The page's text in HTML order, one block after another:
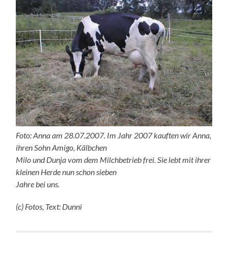
Foto: Anna am 28.07.2007. Im Jahr 2007 kauften wir Anna,
ihren Sohn Amigo, Kälbchen
Milo und Dunja vom dem Milchbetrieb frei. Sie lebt mit ihrer
kleinen Herde nun schon sieben
Jahre bei uns.
(c) Fotos, Text: Dunni